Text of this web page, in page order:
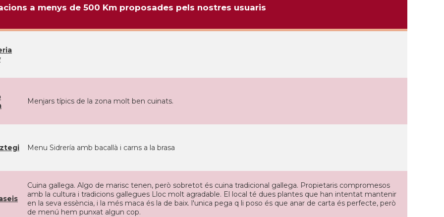
a menys de 500 Km proposades pels nostres usuaris
Menjars típics de la zona molt ben cuinats.
Menu Sidrería amb bacallà i carns a la brasa
Cuina gallega. Algo de marisc tenen, però sobretot és cuina tradicional gallega. Propietaris compromesos
amb la cultura i tradicions gallegues Lloc molt agradable. El local té dues plantes que han intentat mantenir
en la seva essència, i la més maca és la de baix. l'unica pega q li poso és que anar de carta és perfecte, però
de menú hem punxat algun cop.